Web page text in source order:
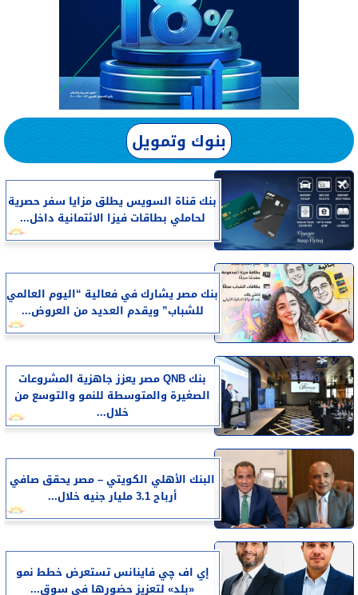
بنوك وتمويل
بنك قناة السويس يطلق مزايا سفر حصرية
لحاملي بطاقات فيزا الائتمانية داخل...
بنك مصر يشارك في فعالية “اليوم العالمي
للشباب” ويقدم العديد من العروض...
بنك QNB مصر يعزز جاهزية المشروعات
الصغيرة والمتوسطة للنمو والتوسع من
خلال...
البنك الأهلي الكويتي – مصر يحقق صافي
أرباح 3.1 مليار جنيه خلال...
إي اف چي فاينانس تستعرض خطط نمو
«بلد» لتعزيز حضورها في سوق...